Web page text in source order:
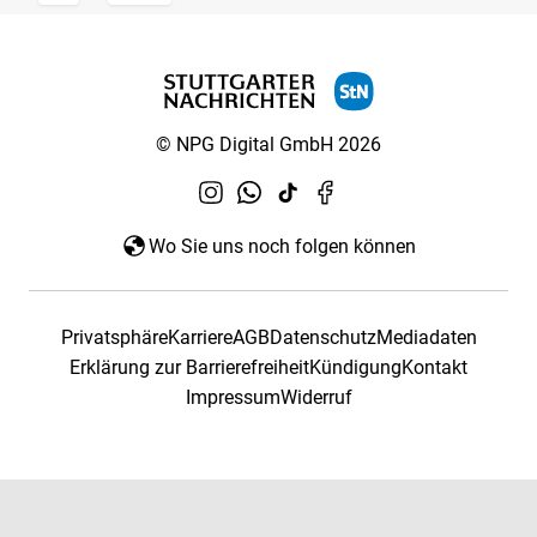
© NPG Digital GmbH 2026
Wo Sie uns noch folgen können
PrivatsphäreKarriereAGBDatenschutzMediadaten
Erklärung zur BarrierefreiheitKündigungKontakt
ImpressumWiderruf